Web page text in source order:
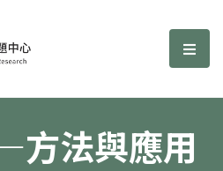
與應用期刊 選
方法與應用